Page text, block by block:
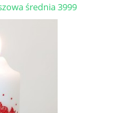
średnia 3999